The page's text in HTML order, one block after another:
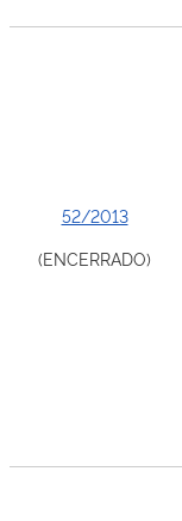
52/2013
(ENCERRADO)